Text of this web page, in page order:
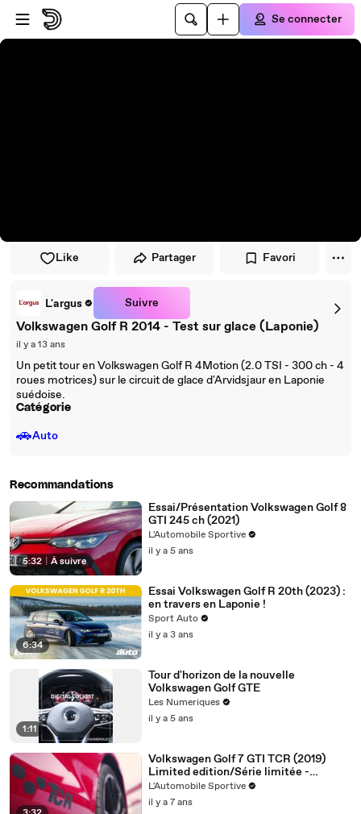
Passer au player
Passer au contenu principal
Se connecter
Like Partager Favori
L'argus Suivre
Volkswagen Golf R 2014 - Test sur glace (Laponie)
il y a 13 ans
Un petit tour en Volkswagen Golf R 4Motion (2.0 TSI - 300 ch - 4
roues motrices) sur le circuit de glace d'Arvidsjaur en Laponie
suédoise.
Catégorie
🚗Auto
Recommandations
5:32 | À suivre
Essai/Présentation Volkswagen Golf 8
GTI 245 ch (2021)
L'Automobile Sportive
il y a 5 ans
6:34
Essai Volkswagen Golf R 20th (2023) :
en travers en Laponie !
Sport Auto
il y a 3 ans
1:11
Tour d'horizon de la nouvelle
Volkswagen Golf GTE
Les Numeriques
il y a 5 ans
Volkswagen Golf 7 GTI TCR (2019)
Limited edition/Série limitée -
Présentation Road + Race on track
L'Automobile Sportive
il y a 7 ans